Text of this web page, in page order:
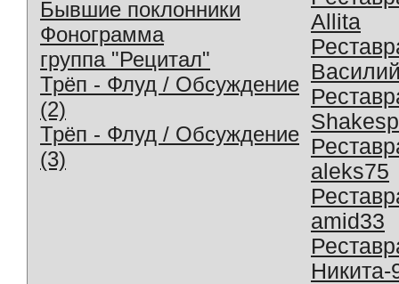
Бывшие поклонники
Фонограмма
группа "Рецитал"
Трёп - Флуд / Обсуждение
(2)
Трёп - Флуд / Обсуждение
(3)
Allita
aleks75
amid33
Никита-